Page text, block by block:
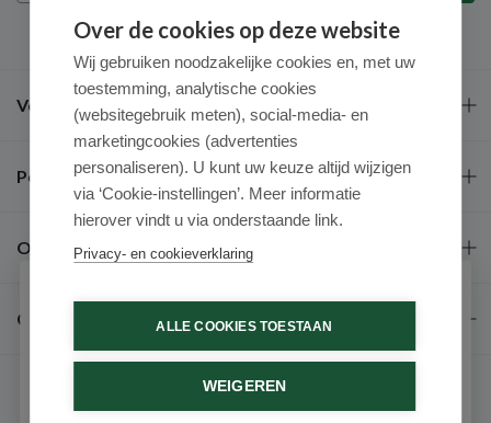
Veel gestelde vragen
Populaire merken
Over ons
Contact
Over de cookies op deze website
Wij gebruiken noodzakelijke cookies en, met uw
toestemming, analytische cookies
(websitegebruik meten), social-media- en
marketingcookies (advertenties
personaliseren). U kunt uw keuze altijd wijzigen
via ‘Cookie-instellingen’. Meer informatie
hierover vindt u via onderstaande link.
Privacy- en cookieverklaring
ALLE COOKIES TOESTAAN
WEIGEREN
Schrijf je in voor onze nieuwsbrief
Ontvang als eerste de beste aanbiedingen en persoonlijk
advies